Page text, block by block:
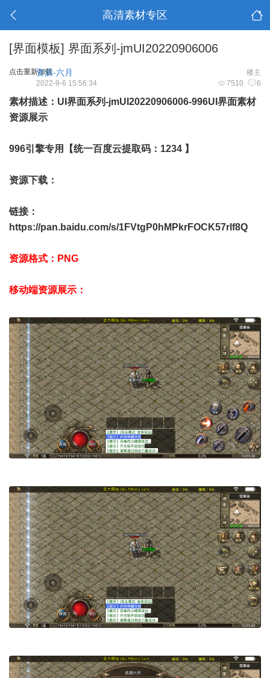
高清素材专区
[界面模板] 界面系列-jmUI20220906006
点击重新加载 楼主
资源-六月
7510 6
2022-9-6 15:56:34
素材描述：UI界面系列-jmUI20220906006-996UI界面素材
资源展示
996引擎专用【统一百度云提取码：1234 】
资源下载：
链接：
https://pan.baidu.com/s/1FVtgP0hMPkrFOCK57rlf8Q
资源格式：PNG
移动端资源展示：